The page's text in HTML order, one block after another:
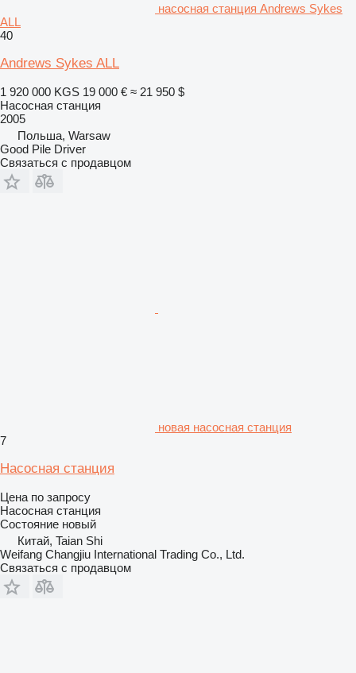
насосная станция Andrews Sykes
ALL
40
Andrews Sykes ALL
1 920 000 KGS 19 000 € ≈ 21 950 $
Насосная станция
2005
Польша, Warsaw
Good Pile Driver
Связаться с продавцом
новая насосная станция
7
Насосная станция
Цена по запросу
Насосная станция
Состояние новый
Китай, Taian Shi
Weifang Changjiu International Trading Co., Ltd.
Связаться с продавцом